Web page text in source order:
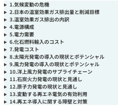
1.気候変動の危機
2.日本の温室効果ガス排出量と削減目標
3.温室効果ガス排出の内訳
4.電源構成
5.電力需要
6.化石燃料輸入のコスト
7.発電コスト
8.太陽光発電の導入の現状とポテンシャル
9.風力発電の導入の現状とポテンシャル
10.洋上風力発電のサプライチェーン
11.石炭火力発電の現状と見通し
12.原子力発電の現状と見通し
13.変動する再エネ電気の有効利用
14.再エネ導入に関する障壁と対策